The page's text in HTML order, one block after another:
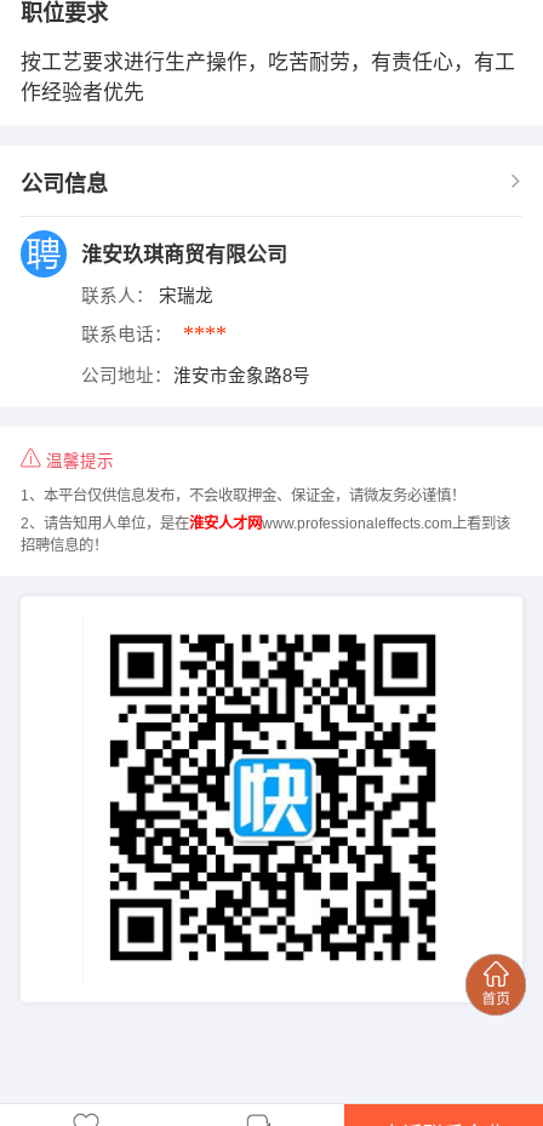
职位要求
按工艺要求进行生产操作，吃苦耐劳，有责任心，有工
作经验者优先
公司信息
淮安玖琪商贸有限公司
联系人： 宋瑞龙
联系电话： ****
公司地址： 淮安市金象路8号
温馨提示
1、本平台仅供信息发布，不会收取押金、保证金，请微友务必谨慎！
2、请告知用人单位，是在淮安人才网www.professionaleffects.com上看到该
招聘信息的！